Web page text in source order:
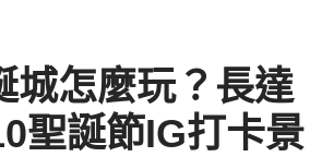
城怎麼玩？長達
聖誕節IG打卡景